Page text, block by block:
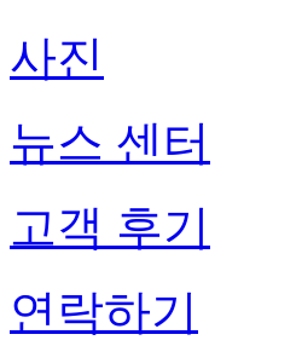
사진
뉴스 센터
고객 후기
연락하기